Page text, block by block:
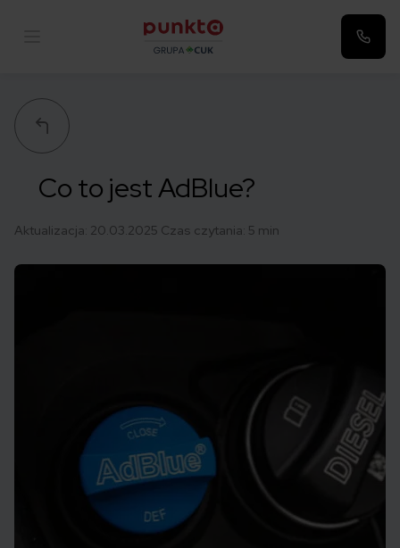
Co to jest AdBlue?
Aktualizacja: 20.03.2025 Czas czytania: 5 min